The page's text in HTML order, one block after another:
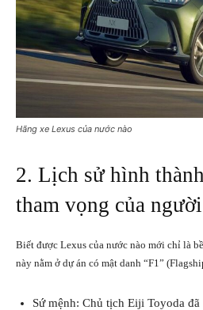
Hãng xe Lexus của nước nào
2. Lịch sử hình
tham vọng của
Biết được Lexus của nước nào mới chỉ là
này nằm ở dự án có mật danh “F1”
Sứ mệnh: Chủ tịch Eiji Toyoda